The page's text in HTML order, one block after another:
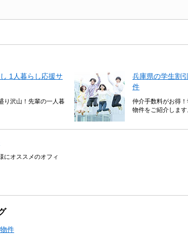
1人暮らし応援サ
り沢山！先輩の一人暮
兵庫県の学生割
件
仲介手数料がお得
物件をご紹介します
にオススメのオフィ
件